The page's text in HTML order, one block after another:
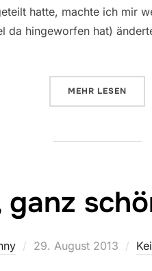
hatte, machte ich mir
da hingeworfen hat)
MEHR ÜBER „UPS“
LESEN
ganz
Veröffentlicht
29. August 2013